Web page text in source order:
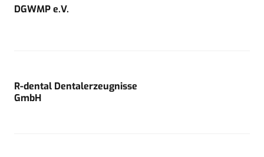
DGWMP e.V.
R-dental Dentalerzeugnisse
GmbH